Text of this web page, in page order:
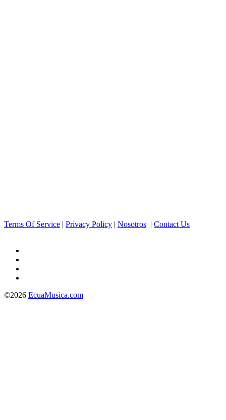
Terms Of Service | Privacy Policy | Nosotros | Contact Us
©2026 EcuaMusica.com